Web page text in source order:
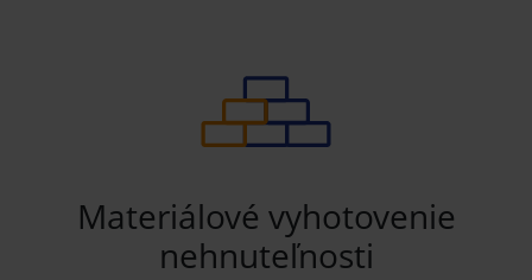
Materiálové vyhotovenie
nehnuteľnosti